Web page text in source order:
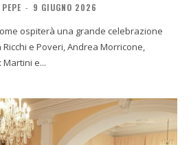
- 9 GIUGNO 2026
ospiterà una grande celebrazione
e Poveri, Andrea Morricone,
e...